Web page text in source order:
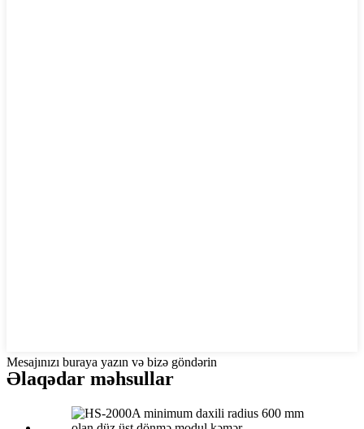
Mesajınızı buraya yazın və bizə göndərin
Əlaqədar məhsullar